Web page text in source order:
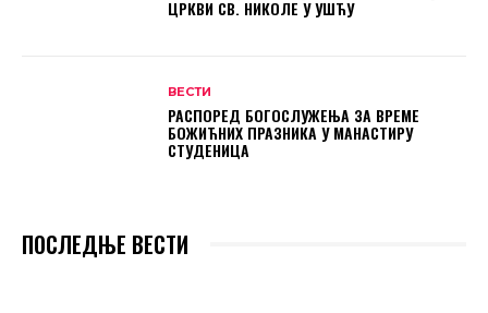
ЦРКВИ СВ. НИКОЛЕ У УШЋУ
ВЕСТИ
РАСПОРЕД БОГОСЛУЖЕЊА ЗА ВРЕМЕ
БОЖИЋНИХ ПРАЗНИКА У МАНАСТИРУ
СТУДЕНИЦА
ПОСЛЕДЊЕ ВЕСТИ